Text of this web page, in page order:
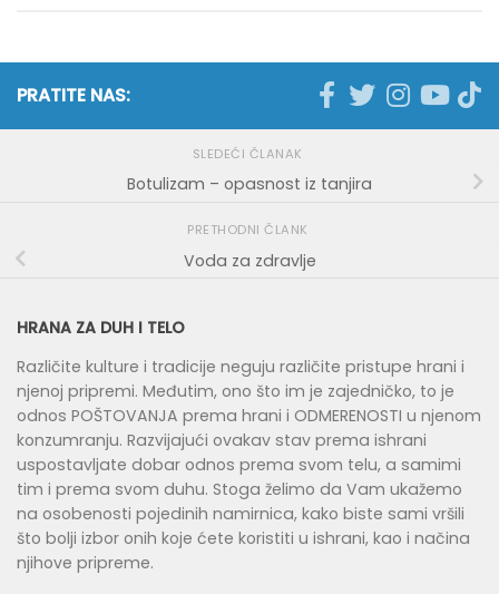
PRATITE NAS:
SLEDEĆI ČLANAK
Botulizam – opasnost iz tanjira
PRETHODNI ČLANK
Voda za zdravlje
HRANA ZA DUH I TELO
Različite kulture i tradicije neguju različite pristupe hrani i
njenoj pripremi. Međutim, ono što im je zajedničko, to je
odnos POŠTOVANJA prema hrani i ODMERENOSTI u njenom
konzumranju. Razvijajući ovakav stav prema ishrani
uspostavljate dobar odnos prema svom telu, a samimi
tim i prema svom duhu. Stoga želimo da Vam ukažemo
na osobenosti pojedinih namirnica, kako biste sami vršili
što bolji izbor onih koje ćete koristiti u ishrani, kao i načina
njihove pripreme.